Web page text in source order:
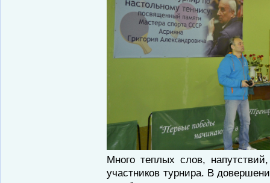
Много теплых слов,
участников турнира. В